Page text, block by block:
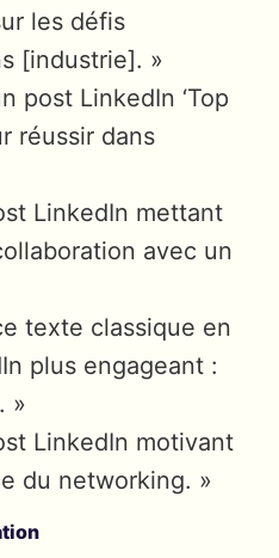
les défis
[industrie]. »
post LinkedIn ‘Top
réussir dans
LinkedIn mettant
avec un
texte classique en
plus engageant :
»
LinkedIn motivant
du networking. »